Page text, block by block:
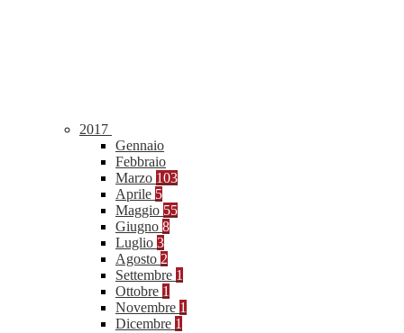
2017
Gennaio
Febbraio
Marzo 103
Aprile 5
Maggio 55
Giugno 8
Luglio 3
Agosto 2
Settembre 1
Ottobre 1
Novembre 1
Dicembre 1